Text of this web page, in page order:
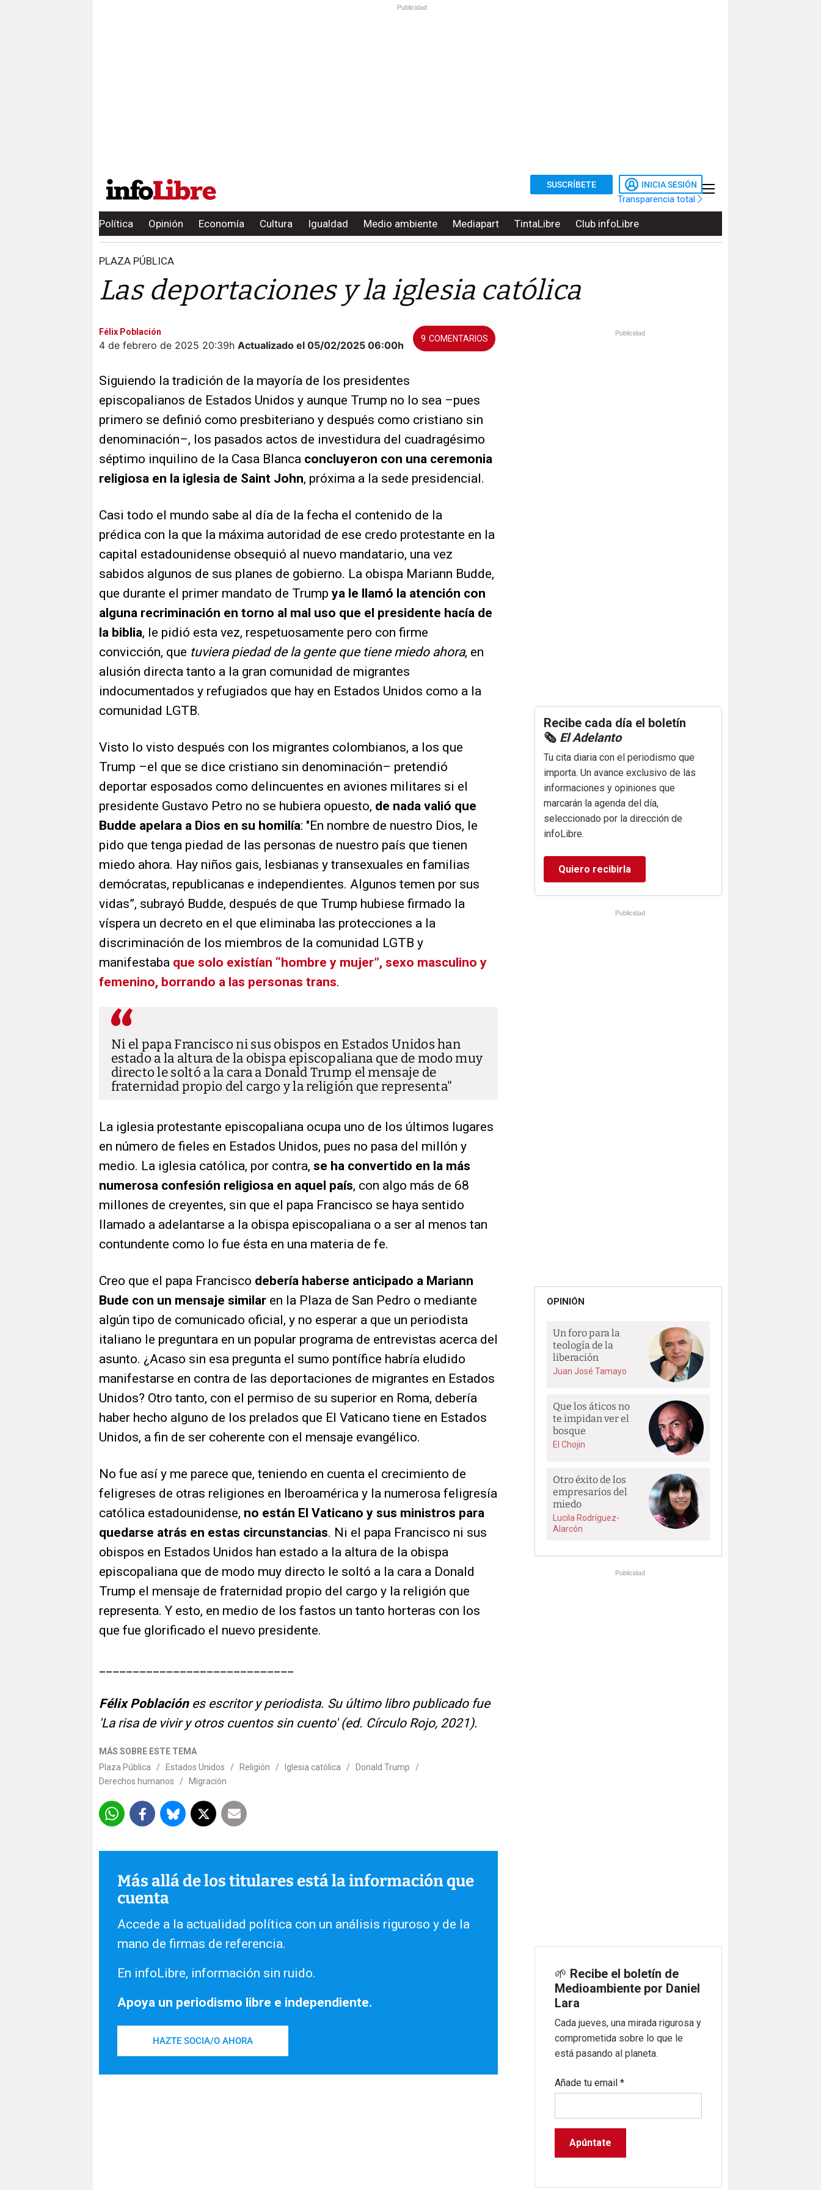
Publicidad
SUSCRÍBETE INICIA SESIÓN
Transparencia total
Política Opinión Economía Cultura Igualdad Medio ambiente Mediapart TintaLibre Club infoLibre
PLAZA PÚBLICA
Las deportaciones y la iglesia católica
Félix Población
4 de febrero de 2025 20:39h Actualizado el 05/02/2025 06:00h
9
Siguiendo la tradición de la mayoría de los presidentes
episcopalianos de Estados Unidos y aunque Trump no lo sea –pues
primero se definió como presbiteriano y después como cristiano sin
denominación–, los pasados actos de investidura del cuadragésimo
séptimo inquilino de la Casa Blanca concluyeron con una ceremonia
religiosa en la iglesia de Saint John, próxima a la sede presidencial.
Casi todo el mundo sabe al día de la fecha el contenido de la
prédica con la que la máxima autoridad de ese credo protestante en la
capital estadounidense obsequió al nuevo mandatario, una vez
sabidos algunos de sus planes de gobierno. La obispa Mariann Budde,
que durante el primer mandato de Trump ya le llamó la atención con
alguna recriminación en torno al mal uso que el presidente hacía de
la biblia, le pidió esta vez, respetuosamente pero con firme
convicción, que tuviera piedad de la gente que tiene miedo ahora, en
alusión directa tanto a la gran comunidad de migrantes
indocumentados y refugiados que hay en Estados Unidos como a la
comunidad LGTB.
Visto lo visto después con los migrantes colombianos, a los que
Trump –el que se dice cristiano sin denominación– pretendió
deportar esposados como delincuentes en aviones militares si el
presidente Gustavo Petro no se hubiera opuesto, de nada valió que
Budde apelara a Dios en su homilía: "En nombre de nuestro Dios, le
pido que tenga piedad de las personas de nuestro país que tienen
miedo ahora. Hay niños gais, lesbianas y transexuales en familias
demócratas, republicanas e independientes. Algunos temen por sus
vidas”, subrayó Budde, después de que Trump hubiese firmado la
víspera un decreto en el que eliminaba las protecciones a la
discriminación de los miembros de la comunidad LGTB y
manifestaba que solo existían “hombre y mujer”, sexo masculino y
femenino, borrando a las personas trans.
Ni el papa Francisco ni sus obispos en Estados Unidos han
estado a la altura de la obispa episcopaliana que de modo muy
directo le soltó a la cara a Donald Trump el mensaje de
fraternidad propio del cargo y la religión que representa
La iglesia protestante episcopaliana ocupa uno de los últimos lugares
en número de fieles en Estados Unidos, pues no pasa del millón y
medio. La iglesia católica, por contra, se ha convertido en la más
numerosa confesión religiosa en aquel país, con algo más de 68
millones de creyentes, sin que el papa Francisco se haya sentido
llamado a adelantarse a la obispa episcopaliana o a ser al menos tan
contundente como lo fue ésta en una materia de fe.
Creo que el papa Francisco debería haberse anticipado a Mariann
Bude con un mensaje similar en la Plaza de San Pedro o mediante
algún tipo de comunicado oficial, y no esperar a que un periodista
italiano le preguntara en un popular programa de entrevistas acerca del
asunto. ¿Acaso sin esa pregunta el sumo pontífice habría eludido
manifestarse en contra de las deportaciones de migrantes en Estados
Unidos? Otro tanto, con el permiso de su superior en Roma, debería
haber hecho alguno de los prelados que El Vaticano tiene en Estados
Unidos, a fin de ser coherente con el mensaje evangélico.
No fue así y me parece que, teniendo en cuenta el crecimiento de
feligreses de otras religiones en Iberoamérica y la numerosa feligresía
católica estadounidense, no están El Vaticano y sus ministros para
quedarse atrás en estas circunstancias. Ni el papa Francisco ni sus
obispos en Estados Unidos han estado a la altura de la obispa
episcopaliana que de modo muy directo le soltó a la cara a Donald
Trump el mensaje de fraternidad propio del cargo y la religión que
representa. Y esto, en medio de los fastos un tanto horteras con los
que fue glorificado el nuevo presidente.
Félix Población es escritor y periodista. Su último libro publicado fue
'La risa de vivir y otros cuentos sin cuento' (ed. Círculo Rojo, 2021).
MÁS SOBRE ESTE TEMA
Plaza Pública
/ Estados Unidos / Religión / Iglesia católica / Donald Trump
/
Derechos humanos
/ Migración
Más allá de los titulares está la información que
cuenta
Accede a la actualidad política con un análisis riguroso y de la
mano de firmas de referencia.
En infoLibre, información sin ruido.
Apoya un periodismo libre e independiente.
HAZTE SOCIA/O AHORA
Publicidad
Recibe cada día el boletín
🗞️ El Adelanto
Tu cita diaria con el periodismo que
importa. Un avance exclusivo de las
informaciones y opiniones que
marcarán la agenda del día,
seleccionado por la dirección de
infoLibre.
Quiero recibirla
Publicidad
OPINIÓN
Un foro para la
teología de la
liberación
Juan José Tamayo
Que los áticos no
te impidan ver el
bosque
El Chojin
Otro éxito de los
empresarios del
miedo
Lucila Rodríguez-
Alarcón
Publicidad
🌱 Recibe el boletín de
Medioambiente por Daniel
Lara
Cada jueves, una mirada rigurosa y
comprometida sobre lo que le
está pasando al planeta.
Añade tu email*